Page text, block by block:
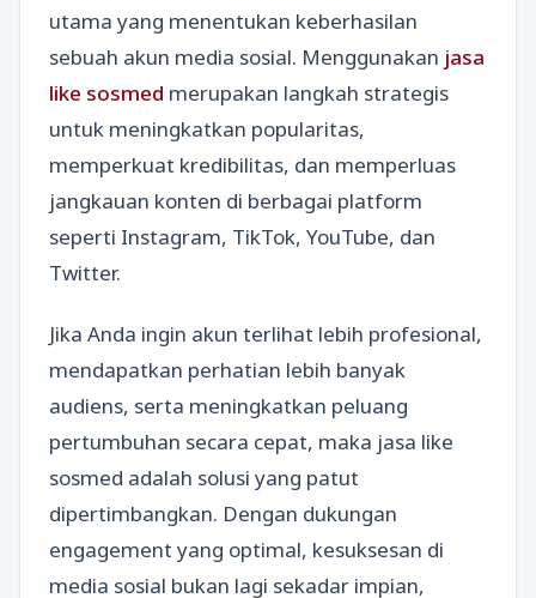
utama yang menentukan keberhasilan
sebuah akun media sosial. Menggunakan jasa
like sosmed merupakan langkah strategis
untuk meningkatkan popularitas,
memperkuat kredibilitas, dan memperluas
jangkauan konten di berbagai platform
seperti Instagram, TikTok, YouTube, dan
Twitter.
Jika Anda ingin akun terlihat lebih profesional,
mendapatkan perhatian lebih banyak
audiens, serta meningkatkan peluang
pertumbuhan secara cepat, maka jasa like
sosmed adalah solusi yang patut
dipertimbangkan. Dengan dukungan
engagement yang optimal, kesuksesan di
media sosial bukan lagi sekadar impian,